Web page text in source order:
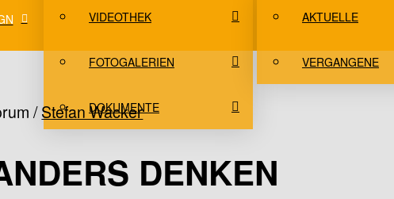
VIDEOTHEK
FOTOGALERIEN
DOKUMENTE
AKTUELLE
VERGANGENE
/Stefan Wacker
DENKEN